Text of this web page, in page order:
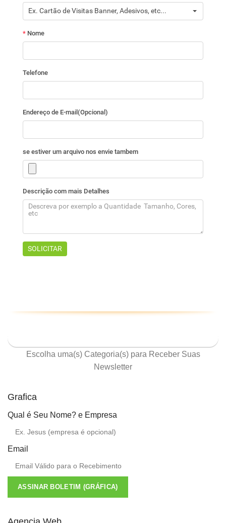
Escolha uma(s) Categoria(s) para Receber Suas
Newsletter
Grafica
Qual é Seu Nome? e Empresa
Email
ASSINAR BOLETIM (GRÁFICA)